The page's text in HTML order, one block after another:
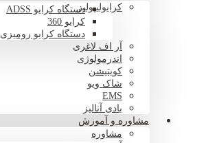
کرایولیپولیزدستگاه کرایو ADSS
کرایو 360
دستگاه کرایو رومیزی
آر اف لاغری
اندرمولوژی
کویتیشن
شاک ویو
EMS
بادی آنالیز
مشاوره و آموزش
مشاوره